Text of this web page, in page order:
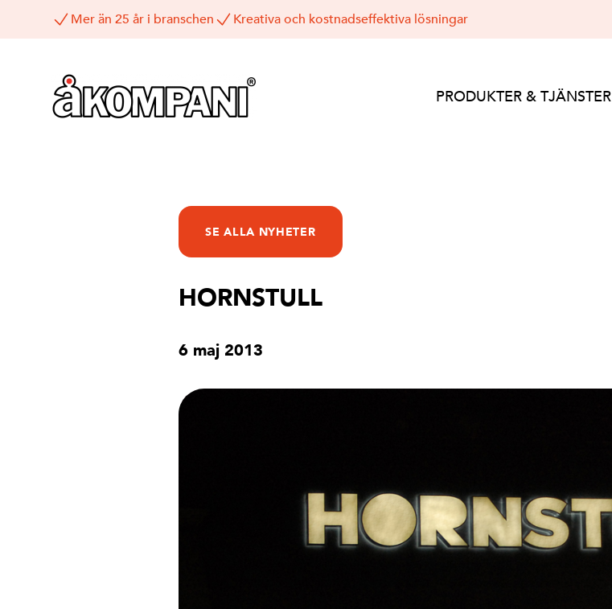
Mer än 25 år i branschen Kreativa och kostnadseffektiva lösningar
PRODUKTER & TJÄNSTER
SE ALLA NYHETER
HORNSTULL
6 maj 2013